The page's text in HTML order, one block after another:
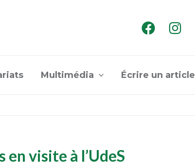
Multimédia Écrire un article
visite à l’UdeS